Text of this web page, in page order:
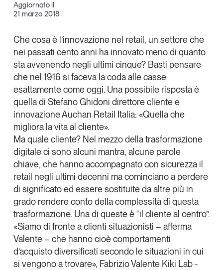
Opinioni
Il Numero
Interviste
Comunicati stampa
Video
Podcast
Eventi e formazione
Tutti gli appuntamenti
Chi siamo
Newsletter
Contatti
Tendenze Journal
La nostra newsletter nella tua email
Iscriviti
Aggiornato il
21 marzo 2018
Linkedin
Copia Link
Che cosa è l’innovazione nel retail, un settore che
nei passati cento anni ha innovato meno di quanto
sta avvenendo negli ultimi cinque? Basti pensare
che nel 1916 si faceva la coda alle casse
esattamente come oggi. Una possibile risposta è
quella di Stefano Ghidoni direttore cliente e
innovazioneAuchan Retail Italia: «Quella che
migliora la vita al cliente».
Ma quale cliente? Nel mezzo della trasformazione
digitale ci sono alcuni mantra, alcune parole
chiave, che hanno accompagnato con sicurezza il
retail negli ultimi decenni ma cominciano a perdere
di significato ed essere sostituite da altre più in
grado rendere conto della complessità di questa
trasformazione. Una di queste è “il cliente al centro”.
«Siamo di fronte aclienti situazionisti – afferma
Valente – che hanno cioè comportamenti
d’acquisto diversificati secondo le situazioni in cui
si vengono a trovare», Fabrizio Valente Kiki Lab -